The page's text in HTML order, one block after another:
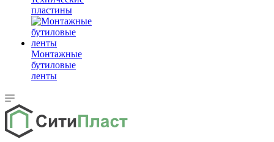
пластины
Монтажные
бутиловые
ленты